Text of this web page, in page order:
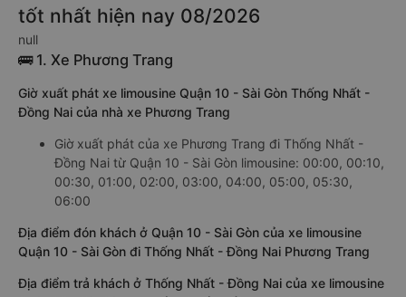
tốt nhất hiện nay 08/2026
null
🚌 1. Xe Phương Trang
Giờ xuất phát xe limousine Quận 10 - Sài Gòn Thống Nhất -
Đồng Nai của nhà xe Phương Trang
Giờ xuất phát của xe Phương Trang đi Thống Nhất -
Đồng Nai từ Quận 10 - Sài Gòn limousine: 00:00, 00:10,
00:30, 01:00, 02:00, 03:00, 04:00, 05:00, 05:30,
06:00
Địa điểm đón khách ở Quận 10 - Sài Gòn của xe limousine
Quận 10 - Sài Gòn đi Thống Nhất - Đồng Nai Phương Trang
Địa điểm trả khách ở Thống Nhất - Đồng Nai của xe limousine